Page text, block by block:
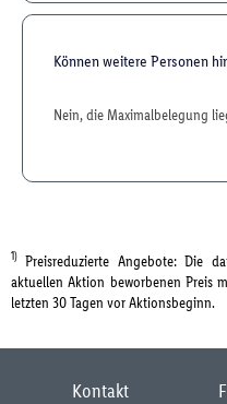
Können weitere Personen
Nein, die Maximalbelegung
1) Preisreduzierte Angebote: Die
aktuellen Aktion beworbenen Preis
letzten 30 Tagen vor Aktionsbeginn.
Kontakt